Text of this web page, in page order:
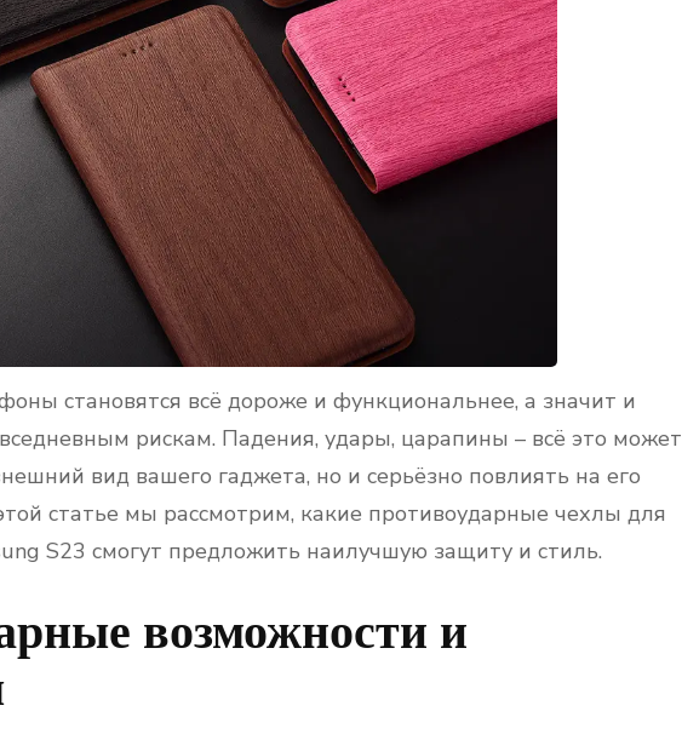
становятся всё дороже и функциональнее, а значит и
рискам. Падения, удары, царапины – всё это может
вид вашего гаджета, но и серьёзно повлиять на его
статье мы рассмотрим, какие противоударные чехлы для
S23 смогут предложить наилучшую защиту и стиль.
возможности и